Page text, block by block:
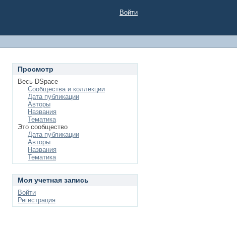
Войти
Просмотр
Весь DSpace
Сообщества и коллекции
Дата публикации
Авторы
Названия
Тематика
Это сообщество
Дата публикации
Авторы
Названия
Тематика
Моя учетная запись
Войти
Регистрация